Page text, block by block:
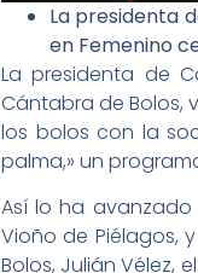
La presidenta
en Femenino
La presidenta de
Cántabra de Bolos,
los bolos con la
palma,» un
Así lo ha
Vioño de Piélagos,
Bolos, Julián Vélez,